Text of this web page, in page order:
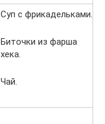
Суп с фрикадельками.
Биточки из фарша
хека.
Чай.